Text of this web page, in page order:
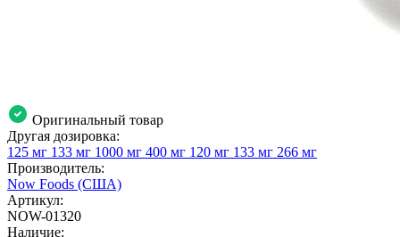
Оригинальный товар
Другая дозировка:
125 мг 133 мг 1000 мг 400 мг 120 мг 133 мг 266 мг
Производитель:
Now Foods (США)
Артикул:
NOW-01320
Наличие: